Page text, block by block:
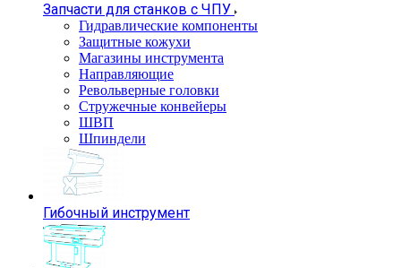
Запчасти для станков с ЧПУ
Гидравлические компоненты
Защитные кожухи
Магазины инструмента
Направляющие
Револьверные головки
Стружечные конвейеры
ШВП
Шпиндели
Гибочный инструмент